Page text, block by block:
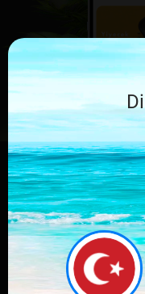
mobil